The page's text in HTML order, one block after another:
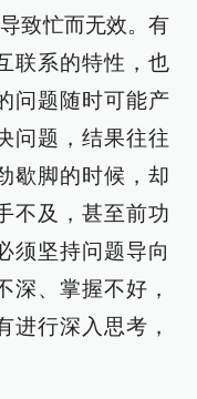
致忙而无效。有
联系的特性，也
问题随时可能产
问题，结果往往
歇脚的时候，却
不及，甚至前功
须坚持问题导向
深、掌握不好，
进行深入思考，